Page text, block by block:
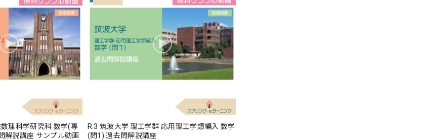
理科学研究科 数学(専
解説講座 サンプル動画
R.3 筑波大学 理工学群 応用理工学類編入 数学
(問1) 過去問解説講座